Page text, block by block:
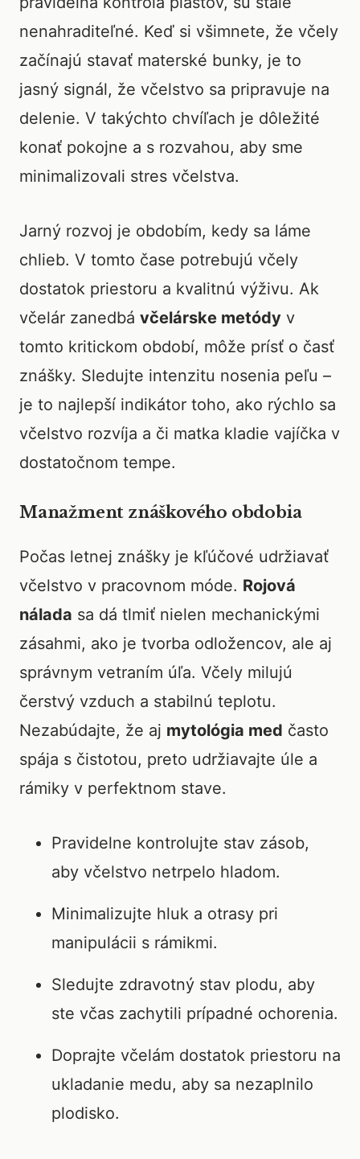
nenahraditeľné. Keď si všimnete, že včely
začínajú stavať materské bunky, je to
jasný signál, že včelstvo sa pripravuje na
delenie. V takýchto chvíľach je dôležité
konať pokojne a s rozvahou, aby sme
minimalizovali stres včelstva.
Jarný rozvoj je obdobím, kedy sa láme
chlieb. V tomto čase potrebujú včely
dostatok priestoru a kvalitnú výživu. Ak
včelár zanedbá včelárske metódy v
tomto kritickom období, môže prísť o časť
znášky. Sledujte intenzitu nosenia peľu –
je to najlepší indikátor toho, ako rýchlo sa
včelstvo rozvíja a či matka kladie vajíčka v
dostatočnom tempe.
Manažment znáškového obdobia
Počas letnej znášky je kľúčové udržiavať
včelstvo v pracovnom móde. Rojová
nálada sa dá tlmiť nielen mechanickými
zásahmi, ako je tvorba odložencov, ale aj
správnym vetraním úľa. Včely milujú
čerstvý vzduch a stabilnú teplotu.
Nezabúdajte, že aj mytológia med často
spája s čistotou, preto udržiavajte úle a
rámiky v perfektnom stave.
Pravidelne kontrolujte stav zásob,
aby včelstvo netrpelo hladom.
Minimalizujte hluk a otrasy pri
manipulácii s rámikmi.
Sledujte zdravotný stav plodu, aby
ste včas zachytili prípadné ochorenia.
Doprajte včelám dostatok priestoru na
ukladanie medu, aby sa nezaplnilo
plodisko.